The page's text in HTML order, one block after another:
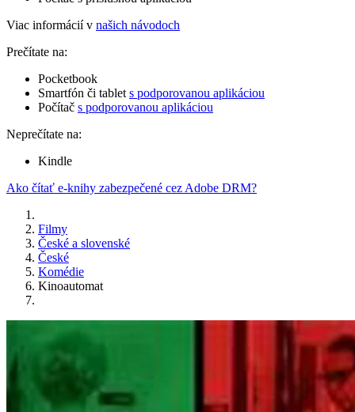
Viac informácií v našich návodoch
Prečítate na:
Pocketbook
Smartfón či tablet s podporovanou aplikáciou
Počítač s podporovanou aplikáciou
Neprečítate na:
Kindle
Ako čítať e-knihy zabezpečené cez Adobe DRM?
Filmy
České a slovenské
České
Komédie
Kinoautomat